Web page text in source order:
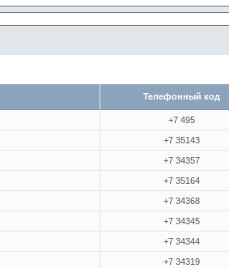
Телефонный код
+7 495
+7 35143
+7 34357
+7 35164
+7 34368
+7 34345
+7 34344
+7 34319